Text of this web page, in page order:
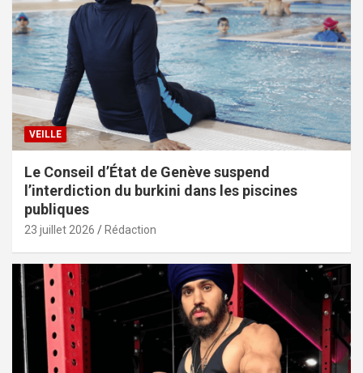
VEILLE
Le Conseil d’État de Genève suspend
l’interdiction du burkini dans les piscines
publiques
23 juillet 2026 Rédaction